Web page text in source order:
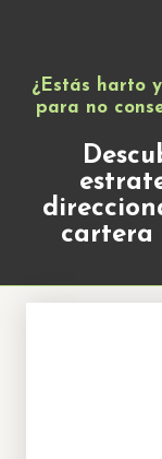
¿Estás harto
para no
cartera